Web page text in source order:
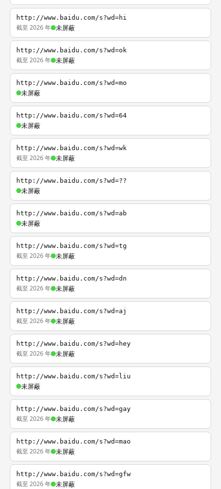
http://www.baidu.com/s?wd=hi
截至 2026 年 未屏蔽
http://www.baidu.com/s?wd=ok
截至 2026 年 未屏蔽
http://www.baidu.com/s?wd=mo
未屏蔽
http://www.baidu.com/s?wd=64
未屏蔽
http://www.baidu.com/s?wd=wk
截至 2026 年 未屏蔽
http://www.baidu.com/s?wd=??
未屏蔽
http://www.baidu.com/s?wd=ab
未屏蔽
http://www.baidu.com/s?wd=tg
截至 2026 年 未屏蔽
http://www.baidu.com/s?wd=dn
截至 2026 年 未屏蔽
http://www.baidu.com/s?wd=aj
截至 2026 年 未屏蔽
http://www.baidu.com/s?wd=hey
截至 2026 年 未屏蔽
http://www.baidu.com/s?wd=liu
未屏蔽
http://www.baidu.com/s?wd=gay
截至 2026 年 未屏蔽
http://www.baidu.com/s?wd=mao
截至 2026 年 未屏蔽
http://www.baidu.com/s?wd=gfw
截至 2026 年 未屏蔽